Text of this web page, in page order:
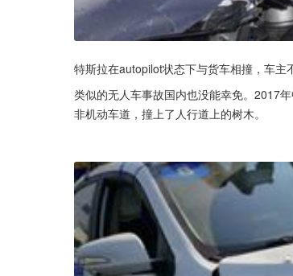
特斯拉在autopilot状态下与货车相撞，车主
类似的无人车事故国内也没能幸免。2017
非机动车道，撞上了人行道上的树木。